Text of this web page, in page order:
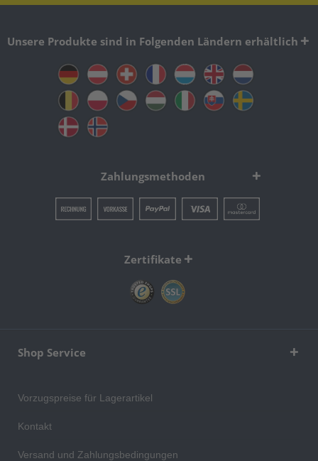
Unsere Produkte sind in Folgenden Ländern erhältlich
Zahlungsmethoden
Zertifikate
Shop Service
Vorzugspreise für Lagerartikel
Kontakt
Versand und Zahlungsbedingungen